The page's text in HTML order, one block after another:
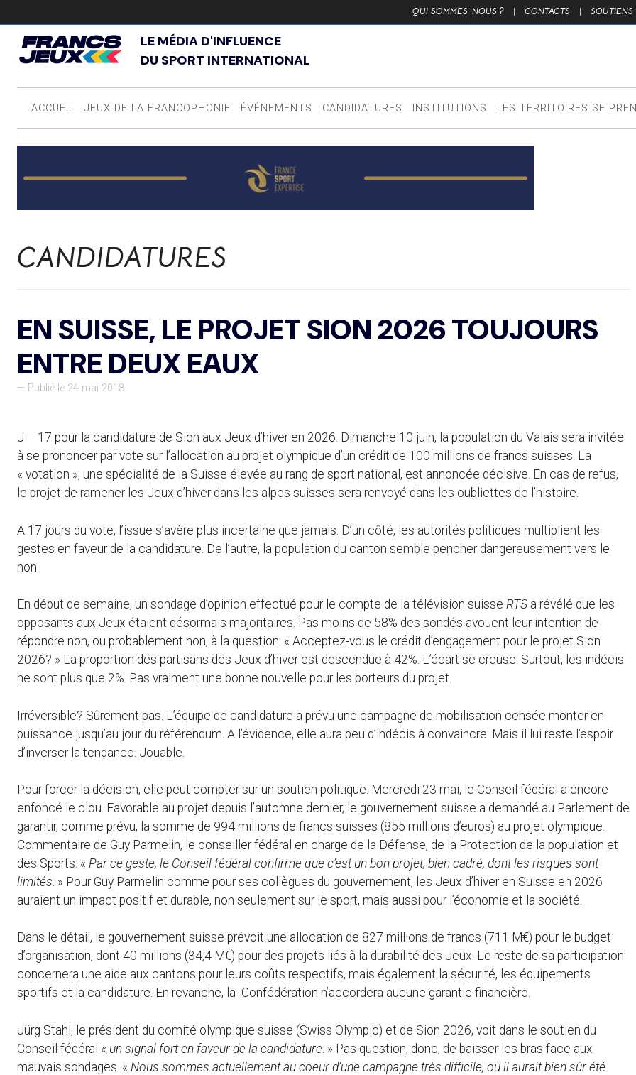
QUI SOMMES-NOUS ? | CONTACTS | SOUTIENS
LE MÉDIA D'INFLUENCE
DU SPORT INTERNATIONAL
ACCUEIL JEUX DE LA FRANCOPHONIE ÉVÉNEMENTS CANDIDATURES INSTITUTIONS LES TERRITOIRES SE
CANDIDATURES
EN SUISSE, LE PROJET SION 2026 TOUJOURS
ENTRE DEUX EAUX
— Publié le 24 mai 2018
J – 17 pour la candidature de Sion aux Jeux d’hiver en 2026. Dimanche 10 juin, la population du Valais sera invitée
à se prononcer par vote sur l’allocation au projet olympique d’un crédit de 100 millions de francs suisses. La
« votation », une spécialité de la Suisse élevée au rang de sport national, est annoncée décisive. En cas de refus,
le projet de ramener les Jeux d’hiver dans les alpes suisses sera renvoyé dans les oubliettes de l’histoire.
A 17 jours du vote, l’issue s’avère plus incertaine que jamais. D’un côté, les autorités politiques multiplient les
gestes en faveur de la candidature. De l’autre, la population du canton semble pencher dangereusement vers le
non.
En début de semaine, un sondage d’opinion effectué pour le compte de la télévision suisse RTS a révélé que les
opposants aux Jeux étaient désormais majoritaires. Pas moins de 58% des sondés avouent leur intention de
répondre non, ou probablement non, à la question: « Acceptez-vous le crédit d’engagement pour le projet Sion
2026? » La proportion des partisans des Jeux d’hiver est descendue à 42%. L’écart se creuse. Surtout, les indécis
ne sont plus que 2%. Pas vraiment une bonne nouvelle pour les porteurs du projet.
Irréversible? Sûrement pas. L’équipe de candidature a prévu une campagne de mobilisation censée monter en
puissance jusqu’au jour du référendum. A l’évidence, elle aura peu d’indécis à convaincre. Mais il lui reste l’espoir
d’inverser la tendance. Jouable.
Pour forcer la décision, elle peut compter sur un soutien politique. Mercredi 23 mai, le Conseil fédéral a encore
enfoncé le clou. Favorable au projet depuis l’automne dernier, le gouvernement suisse a demandé au Parlement de
garantir, comme prévu, la somme de 994 millions de francs suisses (855 millions d’euros) au projet olympique.
Commentaire de Guy Parmelin, le conseiller fédéral en charge de la Défense, de la Protection de la population et
des Sports: « Par ce geste, le Conseil fédéral confirme que c’est un bon projet, bien cadré, dont les risques sont
limités . » Pour Guy Parmelin comme pour ses collègues du gouvernement, les Jeux d’hiver en Suisse en 2026
auraient un impact positif et durable, non seulement sur le sport, mais aussi pour l’économie et la société.
Dans le détail, le gouvernement suisse prévoit une allocation de 827 millions de francs (711 M€) pour le budget
d’organisation, dont 40 millions (34,4 M€) pour des projets liés à la durabilité des Jeux. Le reste de sa participation
concernera une aide aux cantons pour leurs coûts respectifs, mais également la sécurité, les équipements
sportifs et la candidature. En revanche, la Confédération n’accordera aucune garantie financière.
Jürg Stahl, le président du comité olympique suisse (Swiss Olympic) et de Sion 2026, voit dans le soutien du
Conseil fédéral « un signal fort en faveur de la candidature . » Pas question, donc, de baisser les bras face aux
mauvais sondages. « Nous sommes actuellement au coeur d’une campagne très difficile, où il aurait bien sûr été